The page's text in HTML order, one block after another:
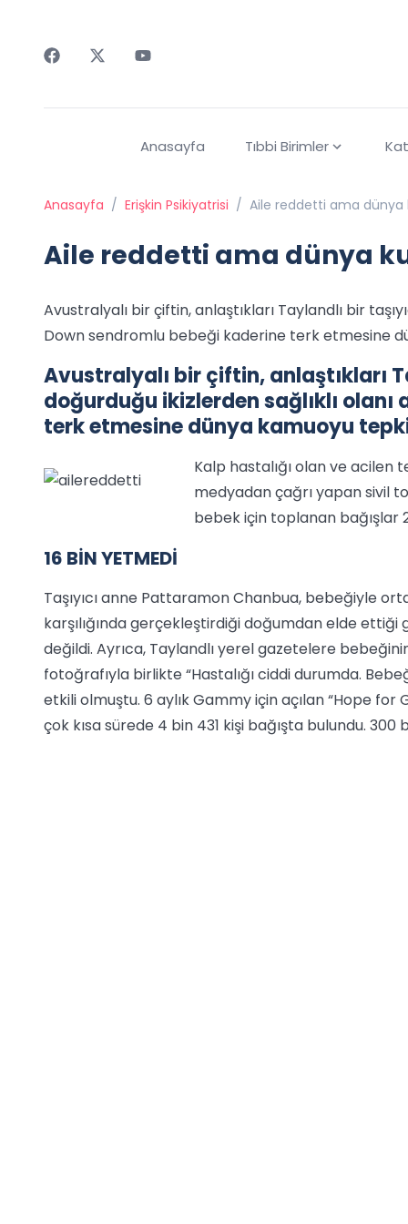
Anasayfa Tıbbi Birimler
Anasayfa / Erişkin Psikiyatrisi / Aile reddetti ama dünya
Aile reddetti ama dünya
Avustralyalı bir çiftin, anlaştıkları Taylandlı bir
Down sendromlu bebeği kaderine terk etmesine
Avustralyalı bir çiftin, anlaştıkları
doğurduğu ikizlerden sağlıklı
terk etmesine dünya kamuoyu
Kalp hastalığı olan ve acilen
medyadan çağrı yapan sivil
bebek için toplanan bağışlar
16 BİN YETMEDİ
Taşıyıcı anne Pattaramon Chanbua, bebeğiyle
karşılığında gerçekleştirdiği doğumdan elde
değildi. Ayrıca, Taylandlı yerel gazetelere
fotoğrafıyla birlikte “Hastalığı ciddi durumda.
etkili olmuştu. 6 aylık Gammy için açılan “Hope
çok kısa sürede 4 bin 431 kişi bağışta bulundu.